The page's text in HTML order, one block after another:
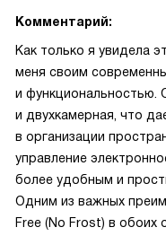
Комментарий:
Как только я увидела
меня своим
и функциональностью.
и двухкамерная, что
в организации
управление
более удобным и
Одним из важных
Free (No Frost) в обоих